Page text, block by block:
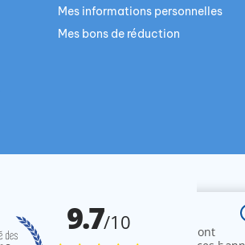
Mes informations personnelles
Mes bons de réduction